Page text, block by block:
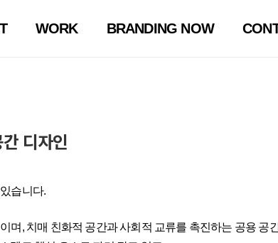
WORK BRANDING NOW
디자인
습니다.
며, 치매 친화적 공간과 사회적 교류를 촉진하는 공용 공